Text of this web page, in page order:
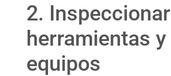
2. Inspeccionar
herramientas y
equipos